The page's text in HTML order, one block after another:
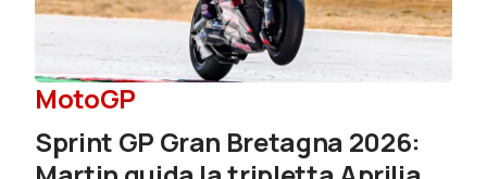
MotoGP
Sprint GP Gran Bretagna 2026: